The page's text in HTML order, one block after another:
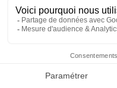
Faire-part
vendredi 29
Église de Miré
49330 Miré